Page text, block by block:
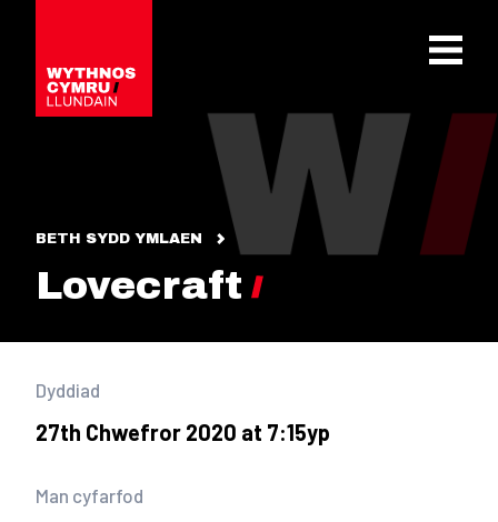
OPEN
BETH SYDD YMLAEN
Lovecraft
Dyddiad
27th Chwefror 2020 at 7:15yp
Man cyfarfod